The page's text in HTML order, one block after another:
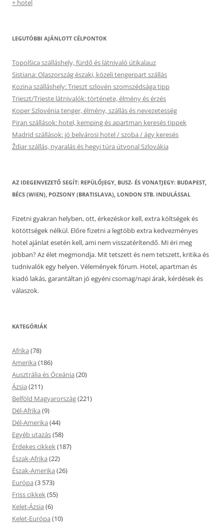
+ hotel
LEGUTÓBBI AJÁNLOTT CÉLPONTOK
Topolšica szálláshely, fürdő és látnivaló útikalauz
Sistiana: Olaszország északi, közeli tengerpart szállás
Kozina szálláshely: Trieszt szlovén szomszédsága tipp
Trieszt/Trieste látnivalók: története, élmény és érzés
Koper Szlovénia tenger, élmény, szállás és nevezetesség
Piran szállások: hotel, kemping és apartman keresés tippek
Madrid szállások: jó belvárosi hotel / szoba / ágy keresés
Ždiar szállás, nyaralás és hegyi túra útvonal Szlovákia
AZ IDEGENVEZETŐ SEGÍT: REPÜLŐJEGY, BUSZ- ÉS VONATJEGY: BUDAPEST,
BÉCS (WIEN), POZSONY (BRATISLAVA), LONDON STB. INDULÁSSAL
Fizetni gyakran helyben, ott, érkezéskor kell, extra költségek és
kötöttségek nélkül. Előre fizetni a legtöbb extra kedvezményes
hotel ajánlat esetén kell, ami nem visszatérítendő. Mi éri meg
jobban? Az élet megmondja. Mit tetszett és nem tetszett, kritika és
tudnivalók egy helyen. Vélemények fórum. Hotel, apartman és
kiadó lakás, garantáltan jó egyéni csomag/napi árak, kérdések és
válaszok.
KATEGÓRIÁK
Afrika (78)
Amerika (186)
Ausztrália és Óceánia (20)
Ázsia (211)
Belföld Magyarország(221)
Dél-Afrika (9)
Dél-Amerika (44)
Egyéb utazás(58)
Érdekes cikkek(187)
Észak-Afrika (22)
Észak-Amerika (26)
Európa (3 573)
Friss cikkek(55)
Kelet-Ázsia (6)
Kelet-Európa (10)